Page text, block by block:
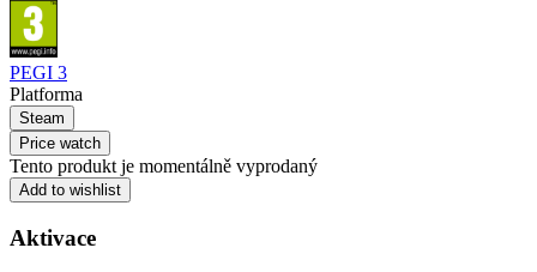
PEGI 3
Platforma
Steam
Price watch
Tento produkt je momentálně vyprodaný
Add to wishlist
Aktivace